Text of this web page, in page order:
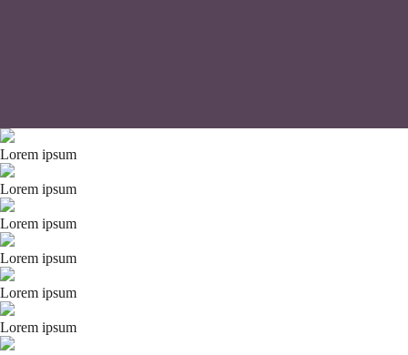
Lorem ipsum
Lorem ipsum
Lorem ipsum
Lorem ipsum
Lorem ipsum
Lorem ipsum